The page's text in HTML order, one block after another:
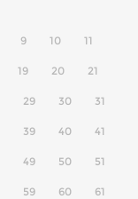
9 10 11
19 20 21
29 30 31
39 40 41
49 50 51
59 60 61